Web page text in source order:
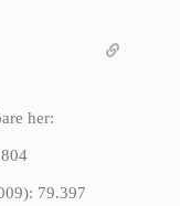
her:
79.397